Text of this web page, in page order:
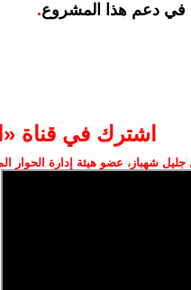
في دعم هذا المشروع.
اشترك في قناة
شهباز، عضو هيئة إدارة الحوار